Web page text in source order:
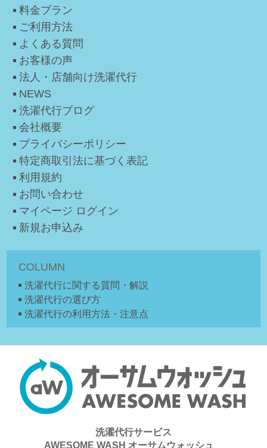
料金プラン
ご利用方法
よくある質問
お客様の声
法人・店舗向け洗濯代行
NEWS
洗濯代行ブログ
会社概要
プライバシーポリシー
特定商取引法に基づく表記
利用規約
お問い合わせ
マイページ ログイン
新規お申込み
COLUMN
洗濯代行に関する質問・解説
洗濯代行の選び方
洗濯代行の利用方法・注意点
洗濯代行サービス
AWESOME WASH オーサムウォッシュ